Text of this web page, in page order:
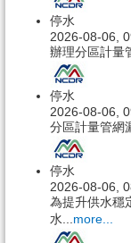
停水
2026-08-06,
辦理分區計量
停水
2026-08-06,
分區計量管網
停水
2026-08-06,
為提升供水穩
水... more...